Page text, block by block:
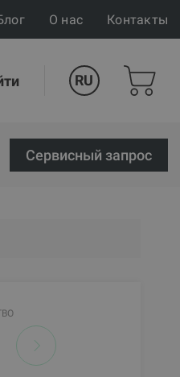
О нас Контакты
RU
Cервисный запрос